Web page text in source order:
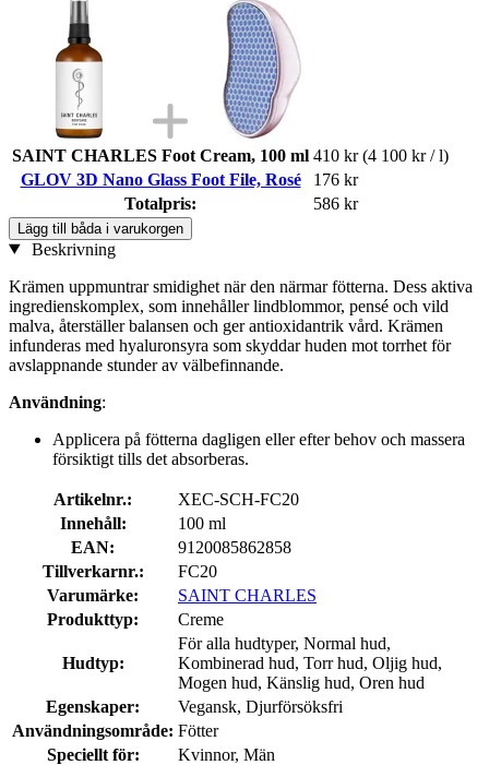
SAINT CHARLES Foot Cream, 100 ml 410 kr (4 100 kr / l)
GLOV 3D Nano Glass Foot File, Rosé
176 kr
Totalpris:
586 kr
Lägg till båda i varukorgen
Beskrivning
Krämen uppmuntrar smidighet när den närmar fötterna. Dess aktiva
ingredienskomplex, som innehåller lindblommor, pensé och vild
malva, återställer balansen och ger antioxidantrik vård. Krämen
infunderas med hyaluronsyra som skyddar huden mot torrhet för
avslappnande stunder av välbefinnande.
Användning:
Applicera på fötterna dagligen eller efter behov och massera
försiktigt tills det absorberas.
Artikelnr.:
XEC-SCH-FC20
Innehåll:
100 ml
EAN:
9120085862858
Tillverkarnr.:
FC20
Varumärke:
SAINT CHARLES
Produkttyp:
Creme
Hudtyp:
För alla hudtyper, Normal hud,
Kombinerad hud, Torr hud, Oljig hud,
Mogen hud, Känslig hud, Oren hud
Egenskaper:
Vegansk, Djurförsöksfri
Användningsområde: Fötter
Speciellt för:
Kvinnor, Män